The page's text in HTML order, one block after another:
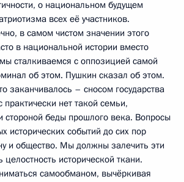
о национальном будущем
всех её участников.
в самом чистом значении этого
в национальной истории вместо
сталкиваемся с оппозицией самой
об этом. Пушкин сказал об этом.
заканчивалось – сносом государства
практически нет такой семьи,
стороной беды прошлого века. Вопросы
исторических событий до сих пор
и общество. Мы должны залечить эти
целостность исторической ткани.
самообманом, вычёркивая